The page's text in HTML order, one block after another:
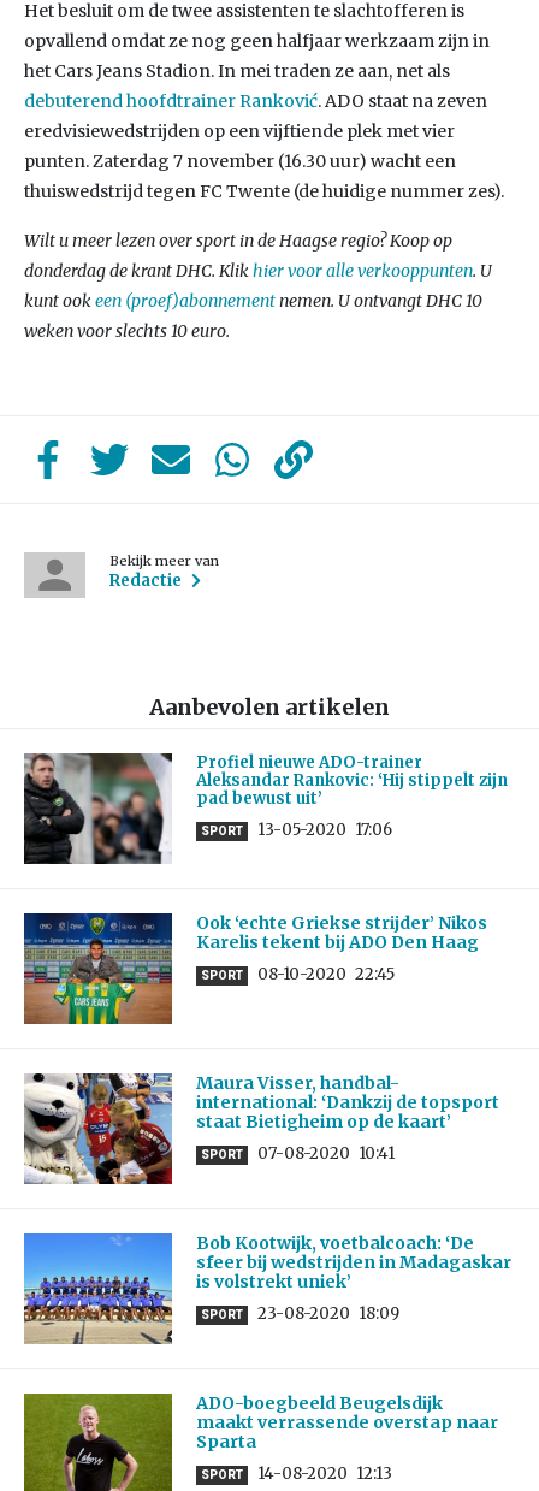
Het besluit om de twee assistenten te slachtofferen is
opvallend omdat ze nog geen halfjaar werkzaam zijn in
het Cars Jeans Stadion. In mei traden ze aan, net als
debuterend hoofdtrainer Ranković. ADO staat na zeven
eredvisiewedstrijden op een vijftiende plek met vier
punten. Zaterdag 7 november (16.30 uur) wacht een
thuiswedstrijd tegen FC Twente (de huidige nummer zes).
Wilt u meer lezen over sport in de Haagse regio? Koop op
donderdag de krant DHC. Klikhier voor alle verkooppunten. U
kunt ookeen (proef)abonnementnemen. U ontvangt DHC 10
weken voor slechts 10 euro.
Bekijk meer van
Redactie
Aanbevolen artikelen
Profiel nieuwe ADO-trainer
Aleksandar Rankovic: ‘Hij stippelt zijn
pad bewust uit’
SPORT 13-05-2020 17:06
Ook ‘echte Griekse strijder’ Nikos
Karelis tekent bij ADO Den Haag
SPORT 08-10-2020 22:45
Maura Visser, handbal-
international: ‘Dankzij de topsport
staat Bietigheim op de kaart’
SPORT 07-08-2020 10:41
Bob Kootwijk, voetbalcoach: ‘De
sfeer bij wedstrijden in Madagaskar
is volstrekt uniek’
SPORT 23-08-2020 18:09
ADO-boegbeeld Beugelsdijk
maakt verrassende overstap naar
Sparta
SPORT 14-08-2020 12:13